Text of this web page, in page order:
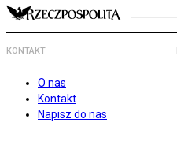
KONTAKT
O nas
Kontakt
Napisz do nas